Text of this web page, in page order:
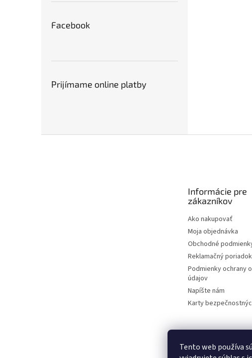
Tento web používa
Facebook
Prijímame online platby
Informácie pre
zákazníkov
Ako nakupovať
Moja objednávka
Obchodné
Reklamačný poriadok
Podmienky ochrany
údajov
Napíšte nám
Karty